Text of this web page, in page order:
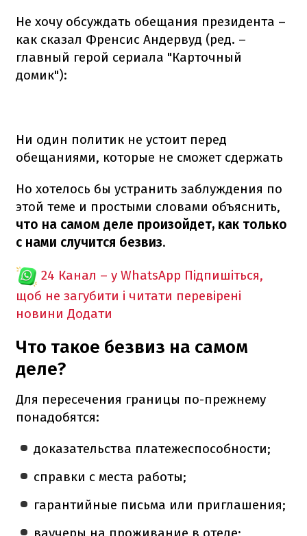
Не хочу обсуждать обещания президента –
как сказал Френсис Андервуд (ред. –
главный герой сериала "Карточный
домик"):
Ни один политик не устоит перед
обещаниями, которые не сможет сдержать
Но хотелось бы устранить заблуждения по
этой теме и простыми словами объяснить,
что на самом деле произойдет, как только
с нами случится безвиз.
24 Канал – у WhatsApp Підпишіться,
щоб не загубити і читати перевірені
новини Додати
Что такое безвиз на самом
деле?
Для пересечения границы по-прежнему
понадобятся:
доказательства платежеспособности;
справки с места работы;
гарантийные письма или приглашения;
ваучеры на проживание в отеле;